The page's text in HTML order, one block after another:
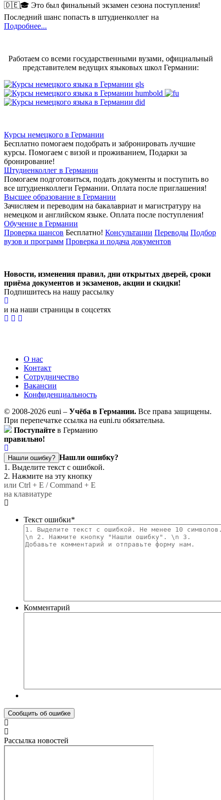
🇩🇪🎓 Это был финальный экзамен сезона поступления!
Последний шанс попасть в штудиенколлег на
Подробнее...
Работаем со всеми государственными вузами, официальный
представителем ведущих языковых школ Германии:
Курсы немецкого в Германии
Бесплатно помогаем подобрать и забронировать лучшие
курсы. Помогаем с визой и проживанием, Подарки за
бронирование!
Штудиенколлег в Германии
Помогаем подготовиться, подать документы и поступить во
все штудиенколлеги Германии. Оплата после приглашения!
Высшее образование в Германии
Зачисляем и переводим на бакалавриат и магистратуру на
немецком и английском языке. Оплата после поступления!
Обучение в Германии
Проверка шансов Бесплатно! Консультации Переводы Подбор
вузов и программ Проверка и подача документов
Новости, изменения правил, дни открытых дверей, сроки
приёма документов и экзаменов, акции и скидки!
Подпишитесь на нашу рассылку
и на наши страницы в соцсетях
О нас
Контакт
Сотрудничество
Вакансии
Конфиденциальность
© 2008-2026 euni – Учёба в Германии. Все права защищены.
При перепечатке ссылка на euni.ru обязательна.
Поступайте в Германию
правильно!
Нашли ошибку? Нашли ошибку?
1. Выделите текст с ошибкой.
2. Нажмите на эту кнопку
или Ctrl + E / Command + E
на клавиатуре
Текст ошибки*
Комментарий
Рассылка новостей